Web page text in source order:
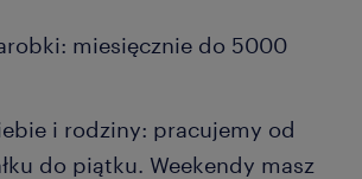
miesięcznie do 5000
i rodziny: pracujemy od
do piątku. Weekendy masz